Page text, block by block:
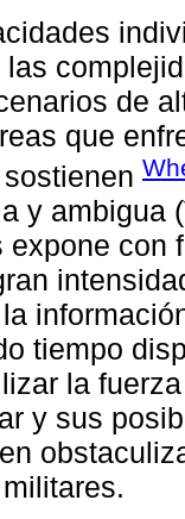
de
que
y ambigua
expone con
tiempo
la
y sus